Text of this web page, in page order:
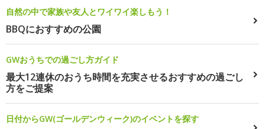
自然の中で家族や友人とワイワイ楽しもう！
BBQにおすすめの公園
GWおうちでの過ごし方ガイド
最大12連休のおうち時間を充実させるおすすめの過ごし
方をご提案
日付からGW(ゴールデンウィーク)のイベントを探す